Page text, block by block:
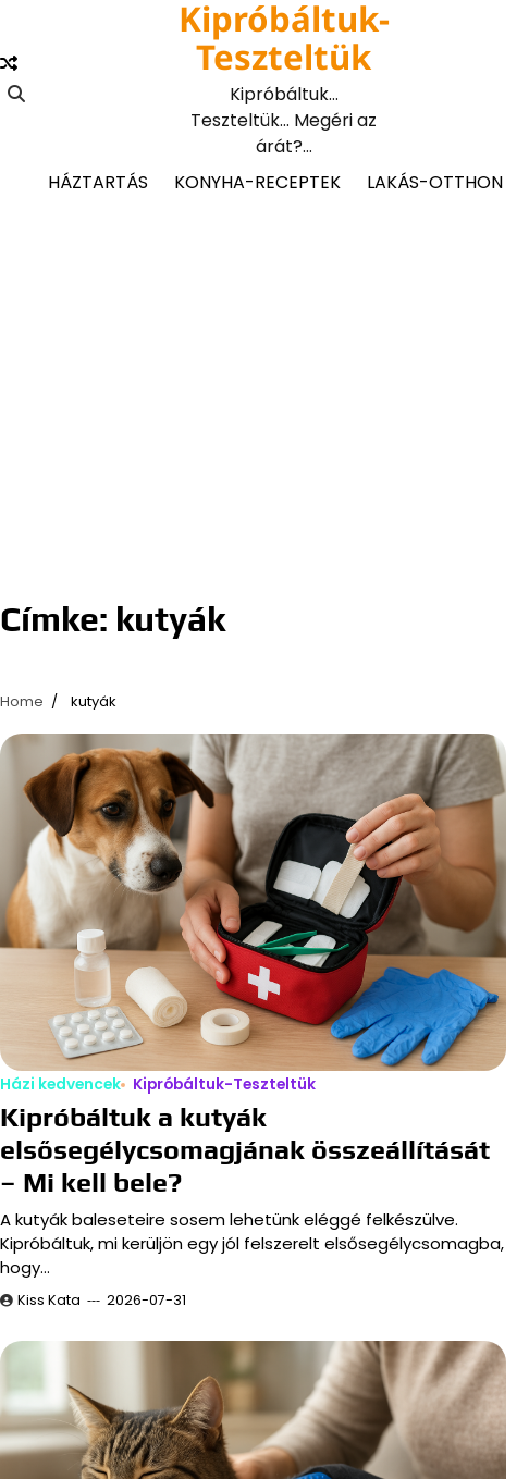
content
Kipróbáltuk-
Teszteltük
Kipróbáltuk…
Teszteltük… Megéri az
árát?…
HÁZTARTÁS
KONYHA-RECEPTEK LAKÁS-OTTHON
Címke: kutyák
Home kutyák
Házi kedvencek Kipróbáltuk-Teszteltük
Kipróbáltuk a kutyák
elsősegélycsomagjának összeállítását
– Mi kell bele?
A kutyák baleseteire sosem lehetünk eléggé felkészülve.
Kipróbáltuk, mi kerüljön egy jól felszerelt elsősegélycsomagba,
hogy…
Kiss Kata 2026-07-31